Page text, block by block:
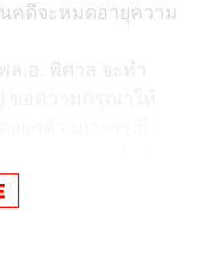
คดีจะหมดอายุความ
.อ. พิศาล จะทำ
องค์การตำรวจ